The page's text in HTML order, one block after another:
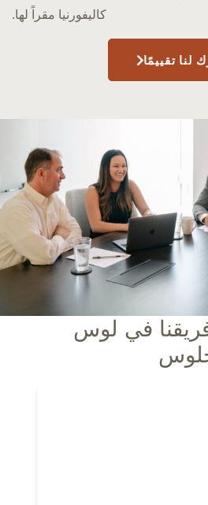
كاليفورنيا مقراً لها.
لنا تقييمًا
في لوس